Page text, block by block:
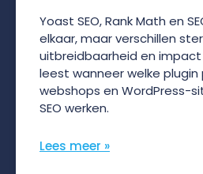
Yoast SEO, Rank Math en
elkaar, maar verschillen
uitbreidbaarheid en impact
leest wanneer welke plugin
webshops en WordPress-
SEO werken.
Lees meer »